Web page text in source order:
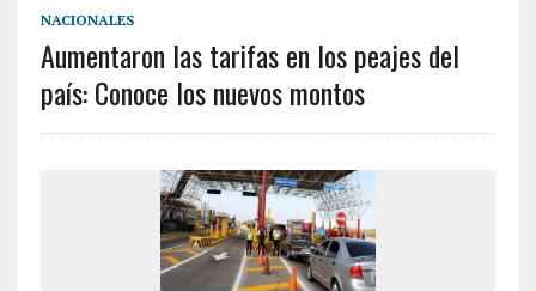
NACIONALES
Aumentaron las tarifas en los peajes del
país: Conoce los nuevos montos